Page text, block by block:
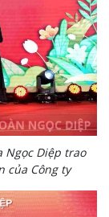
Ngọc Diệp trao
của Công ty